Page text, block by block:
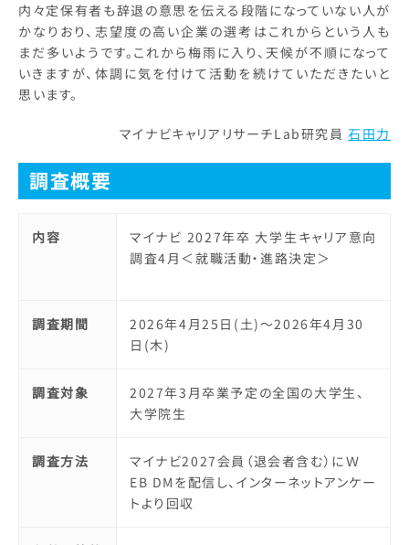
内々定保有者も辞退の意思を伝える段階になっていない人が
かなりおり、志望度の高い企業の選考はこれからという人も
まだ多いようです。これから梅雨に入り、天候が不順になって
いきますが、体調に気を付けて活動を続けていただきたいと
思います。
マイナビキャリアリサーチLab研究員石田力
調査概要
内容
マイナビ 2027年卒 大学生キャリア意向
調査4月＜就職活動・進路決定＞
調査期間
2026年4月25日(土)～2026年4月30
日(木)
調査対象
2027年3月卒業予定の全国の大学生、
大学院生
調査方法
マイナビ2027会員（退会者含む）にＷ
EB DMを配信し、インターネットアンケー
トより回収